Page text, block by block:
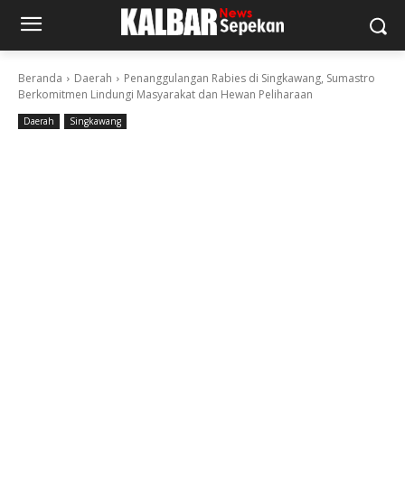
Beranda Daerah
Penanggulangan Rabies di Singkawang, Sumastro
Berkomitmen Lindungi Masyarakat dan Hewan Peliharaan
Daerah Singkawang